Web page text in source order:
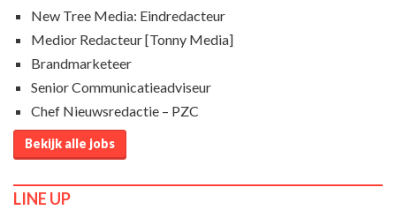
New Tree Media: Eindredacteur
Medior Redacteur [Tonny Media]
Brandmarketeer
Senior Communicatieadviseur
Chef Nieuwsredactie – PZC
Bekijk alle jobs
LINE UP